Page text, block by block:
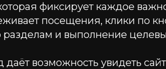
фиксирует каждое
посещения, клики по
и выполнение
даёт возможность увидеть